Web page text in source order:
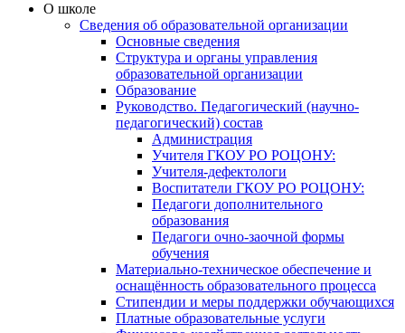
О школе
Сведения об образовательной организации
Основные сведения
Структура и органы управления
образовательной организации
Образование
Руководство. Педагогический (научно-
педагогический) состав
Администрация
Учителя ГКОУ РО РОЦОНУ:
Учителя-дефектологи
Воспитатели ГКОУ РО РОЦОНУ:
Педагоги дополнительного
образования
Педагоги очно-заочной формы
обучения
Материально-техническое обеспечение и
оснащённость образовательного процесса
Стипендии и меры поддержки обучающихся
Платные образовательные услуги